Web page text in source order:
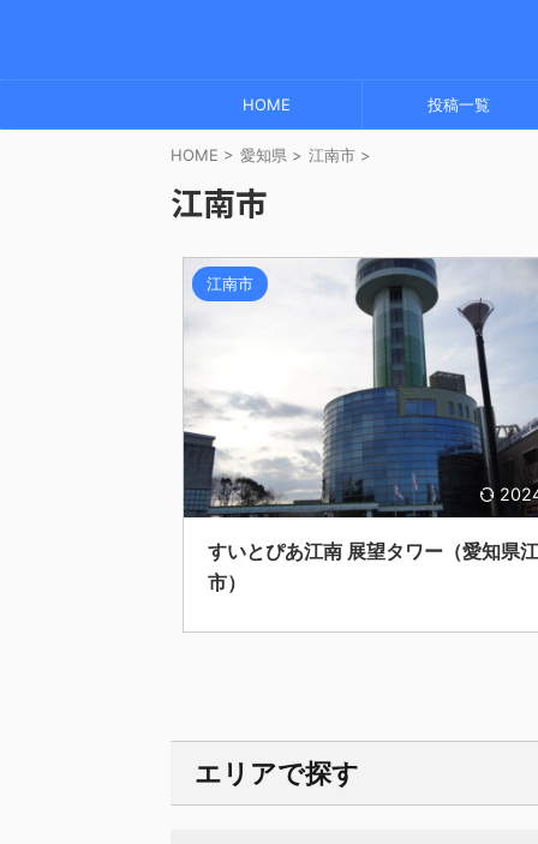
HOME 投稿一覧
HOME > 愛知県 > 江南市 >
江南市
江南市
すいとぴあ江南 展望タワー（愛知県
市）
エリアで探す